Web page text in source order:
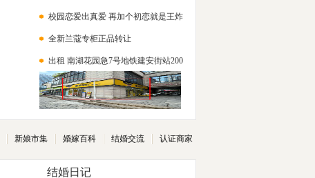
校园恋爱出真爱 再加个初恋就是王炸
说下我
全新兰蔻专柜正品转让
出租 南湖花园急7号地铁建安街站200
米 沁康
新娘市集 婚嫁百科 结婚交流 认证商家
结婚日记